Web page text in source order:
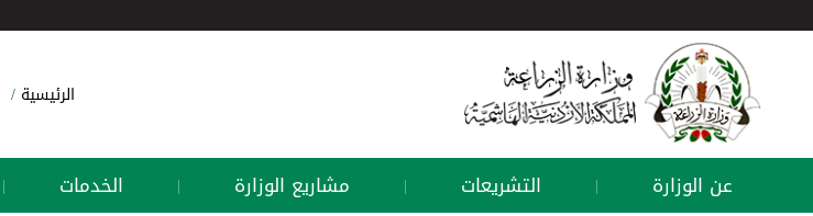
الرئيسية
عن الوزارة | التشريعات | مشاريع الوزارة | الخدمات |